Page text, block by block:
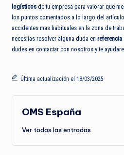
logísticos de tu empresa para valorar que
los puntos comentados a lo largo del
accidentes mas habituales en la zona de
necesitas resolver alguna duda en referencia
dudes en contactar con nosotros y te
Última actualización el 18/03/2025
OMS España
Ver todas las entradas